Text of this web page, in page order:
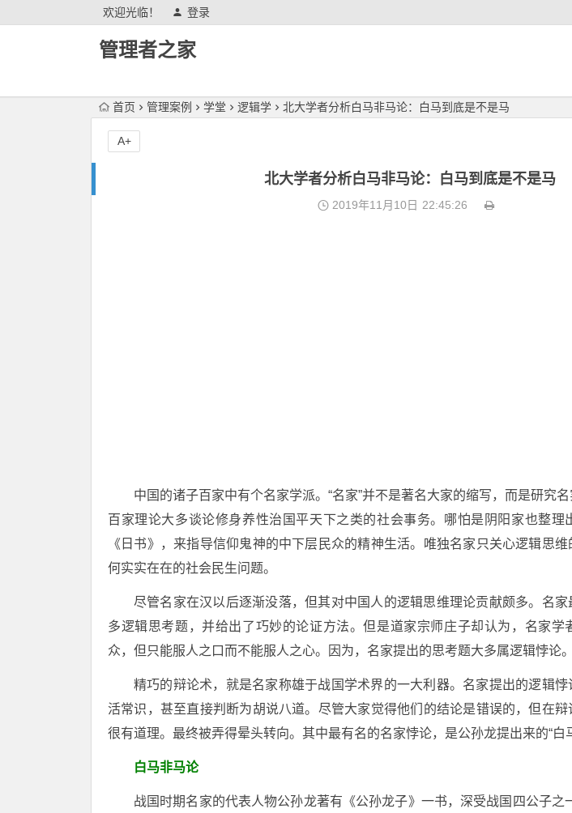
欢迎光临！ 登录
管理者之家
首页 管理案例 学堂 逻辑学 北大学者分析白马非马论：白马到底是不是马
北大学者分析白马非马论：白马到底是不是马
2019年11月10日 22:45:26
中国的诸子百家中有个名家学派。“名家”并不是著名大家的缩写，而是研究
百家理论大多谈论修身养性治国平天下之类的社会事务。哪怕是阴阳家也整理
《日书》，来指导信仰鬼神的中下层民众的精神生活。唯独名家只关心逻辑思
何实实在在的社会民生问题。
尽管名家在汉以后逐渐没落，但其对中国人的逻辑思维理论贡献颇多。名
多逻辑思考题，并给出了巧妙的论证方法。但是道家宗师庄子却认为，名家学
众，但只能服人之口而不能服人之心。因为，名家提出的思考题大多属逻辑悖论。
精巧的辩论术，就是名家称雄于战国学术界的一大利器。名家提出的逻辑
活常识，甚至直接判断为胡说八道。尽管大家觉得他们的结论是错误的，但在
很有道理。最终被弄得晕头转向。其中最有名的名家悖论，是公孙龙提出来的“白
白马非马论
战国时期名家的代表人物公孙龙著有《公孙龙子》一书，深受战国四公子之
A+